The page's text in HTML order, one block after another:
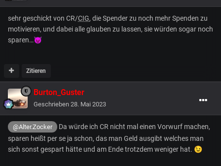
sehr geschickt von CR/CIG, die Spender zu noch mehr Spenden zu
motivieren, und dabei alle glauben zu lassen, sie würden sogar noch
sparen…😈
Zitieren
Burton_Guster
Geschrieben 28. Mai 2023
@Alter.Zocker
Da würde ich CR nicht mal einen Vorwurf machen,
sparen heißt per se ja schon, das man Geld ausgibt welches man
sich sonst gespart hätte und am Ende trotzdem weniger hat. 😉